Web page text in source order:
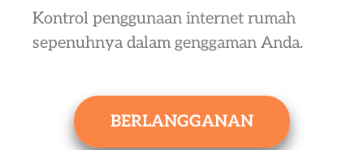
Kontrol penggunaan internet rumah
sepenuhnya dalam genggaman Anda.
BERLANGGANAN